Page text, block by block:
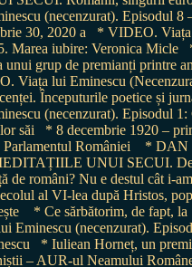
(necenzurat). Episodul 8
30, 2020 a
* VIDEO.
Marea iubire: Veronica Micle
unui grup de premianți printre
Viața lui Eminescu
Începuturile poetice și
(necenzurat). Episodul 1:
săi
* 8 decembrie 1920 –
României
* DAN
UNUI SECUI. De
de români? Nu e destul cât i-
al VI-lea după Hristos,
* Ce sărbătorim, de fapt, la
Eminescu (necenzurat).
* Iuliean Horneț, un
– AUR-ul Neamului